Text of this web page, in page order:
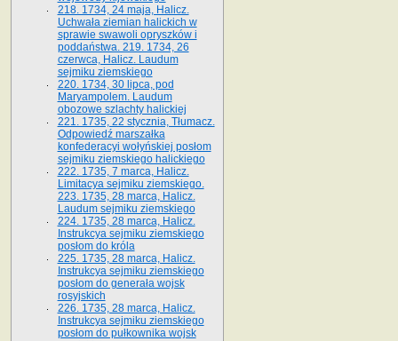
218. 1734, 24 maja, Halicz.
Uchwała ziemian halickich w
sprawie swawoli opryszków i
poddaństwa. 219. 1734, 26
czerwca, Halicz. Laudum
sejmiku ziemskiego
220. 1734, 30 lipca, pod
Maryampolem. Laudum
obozowe szlachty halickiej
221. 1735, 22 stycznia, Tłumacz.
Odpowiedź marszałka
konfederacyi wołyńskiej posłom
sejmiku ziemskiego halickiego
222. 1735, 7 marca, Halicz.
Limitacya sejmiku ziemskiego.
223. 1735, 28 marca, Halicz.
Laudum sejmiku ziemskiego
224. 1735, 28 marca, Halicz.
Instrukcya sejmiku ziemskiego
posłom do króla
225. 1735, 28 marca, Halicz.
Instrukcya sejmiku ziemskiego
posłom do generała wojsk
rosyjskich
226. 1735, 28 marca, Halicz.
Instrukcya sejmiku ziemskiego
posłom do pułkownika wojsk